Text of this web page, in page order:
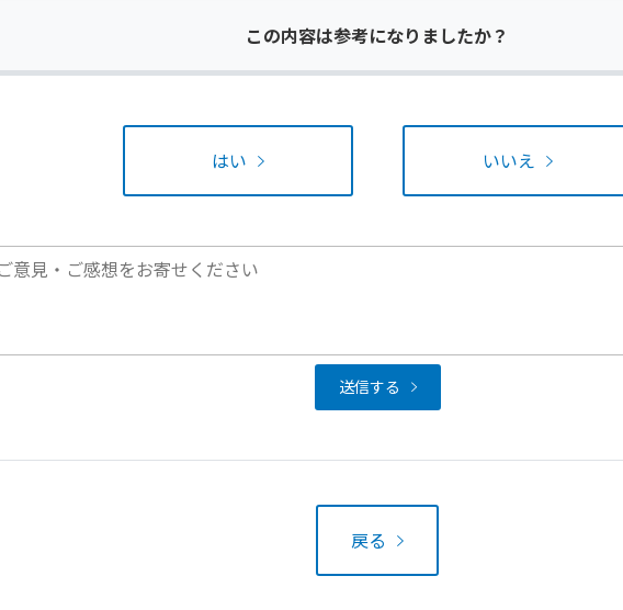
この内容は参考になりましたか？
はい いいえ
送信する
戻る